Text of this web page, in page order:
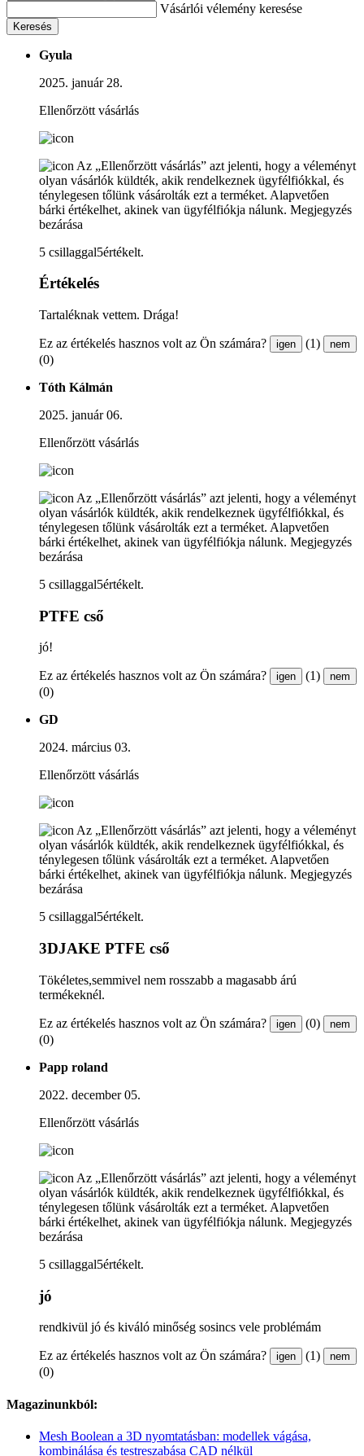
Vásárlói vélemény keresése
Keresés
Gyula
2025. január 28.
Ellenőrzött vásárlás
Az „Ellenőrzött vásárlás” azt jelenti, hogy a véleményt
olyan vásárlók küldték, akik rendelkeznek ügyfélfiókkal, és
ténylegesen tőlünk vásárolták ezt a terméket. Alapvetően
bárki értékelhet, akinek van ügyfélfiókja nálunk. Megjegyzés
bezárása
5 csillaggal5értékelt.
Értékelés
Tartaléknak vettem. Drága!
Ez az értékelés hasznos volt az Ön számára? igen (1) nem
(0)
Tóth Kálmán
2025. január 06.
Ellenőrzött vásárlás
Az „Ellenőrzött vásárlás” azt jelenti, hogy a véleményt
olyan vásárlók küldték, akik rendelkeznek ügyfélfiókkal, és
ténylegesen tőlünk vásárolták ezt a terméket. Alapvetően
bárki értékelhet, akinek van ügyfélfiókja nálunk. Megjegyzés
bezárása
5 csillaggal5értékelt.
PTFE cső
jó!
Ez az értékelés hasznos volt az Ön számára? igen (1) nem
(0)
GD
2024. március 03.
Ellenőrzött vásárlás
Az „Ellenőrzött vásárlás” azt jelenti, hogy a véleményt
olyan vásárlók küldték, akik rendelkeznek ügyfélfiókkal, és
ténylegesen tőlünk vásárolták ezt a terméket. Alapvetően
bárki értékelhet, akinek van ügyfélfiókja nálunk. Megjegyzés
bezárása
5 csillaggal5értékelt.
3DJAKE PTFE cső
Tökéletes,semmivel nem rosszabb a magasabb árú
termékeknél.
Ez az értékelés hasznos volt az Ön számára? igen (0) nem
(0)
Papp roland
2022. december 05.
Ellenőrzött vásárlás
Az „Ellenőrzött vásárlás” azt jelenti, hogy a véleményt
olyan vásárlók küldték, akik rendelkeznek ügyfélfiókkal, és
ténylegesen tőlünk vásárolták ezt a terméket. Alapvetően
bárki értékelhet, akinek van ügyfélfiókja nálunk. Megjegyzés
bezárása
5 csillaggal5értékelt.
jó
rendkivül jó és kiváló minőség sosincs vele problémám
Ez az értékelés hasznos volt az Ön számára? igen (1) nem
(0)
Magazinunkból:
Mesh Boolean a 3D nyomtatásban: modellek vágása,
kombinálása és testreszabása CAD nélkül